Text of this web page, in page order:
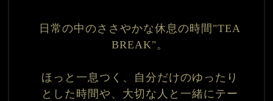
日常の中のささやかな休息の時間"TEA
BREAK"。
ほっと一息つく、自分だけのゆったり
とした時間や、 大切な人と一緒にテー